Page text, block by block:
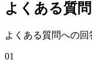
よくある質問
よくある質問への回
01